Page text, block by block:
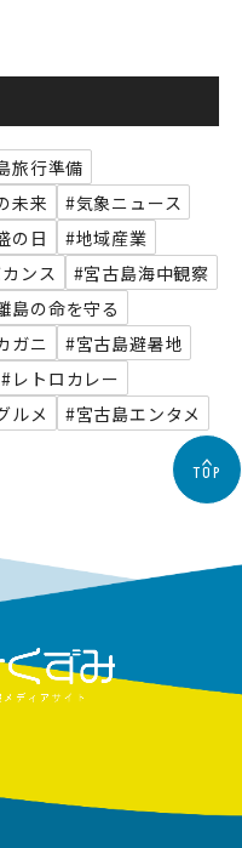
旅行準備
未来
#気象ニュース
の日
#地域産業
ンス
#宮古島海中観察
島の命を守る
ガニ
#宮古島避暑地
#レトロカレー
ルメ
#宮古島エンタメ
TOP